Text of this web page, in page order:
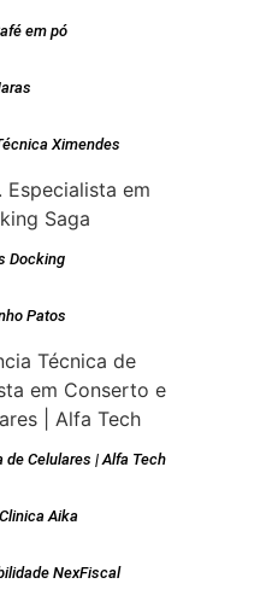
em pó
Ximendes
Docking
Patos
Celulares | Alfa Tech
Aika
NexFiscal